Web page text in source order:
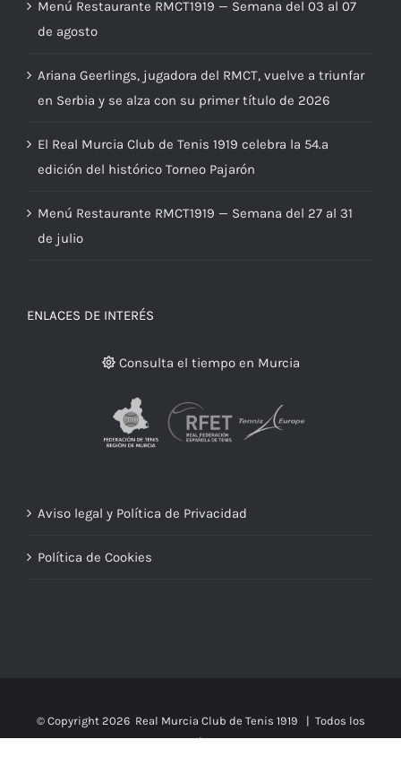
Menú Restaurante RMCT1919 — Semana del 03 al 07
de agosto
Ariana Geerlings, jugadora del RMCT, vuelve a triunfar
en Serbia y se alza con su primer título de 2026
El Real Murcia Club de Tenis 1919 celebra la 54.ª
edición del histórico Torneo Pajarón
Menú Restaurante RMCT1919 — Semana del 27 al 31
de julio
ENLACES DE INTERÉS
Consulta el tiempo en Murcia
Aviso legal y Política de Privacidad
Política de Cookies
© Copyright 2026 Real Murcia Club de Tenis 1919 | Todos los